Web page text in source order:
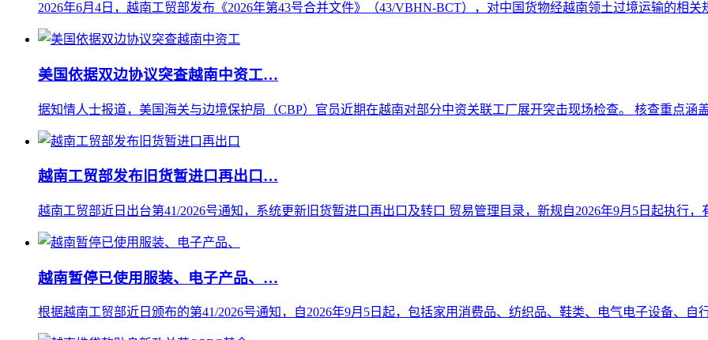
2026年6月4日，越南工贸部发布《2026年第43号合并文件》（43/VBHN-BCT），对中国货物经越南领土过境运输的相关
美国依据双边协议突查越南中资工…
据知情人士报道，美国海关与边境保护局（CBP）官员近期在越南对部分中资关联工厂展开突击现场检查。 核查重点涵
越南工贸部发布旧货暂进口再出口…
越南工贸部近日出台第41/2026号通知，系统更新旧货暂进口再出口及转口 贸易管理目录，新规自2026年9月5日起执行，
越南暂停已使用服装、电子产品、…
根据越南工贸部近日颁布的第41/2026号通知，自2026年9月5日起，包括家用消费品、纺织品、鞋类、电气电子设备、自